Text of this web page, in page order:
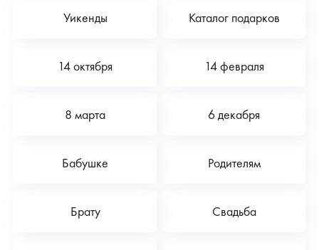
Уикенды Каталог подарков
14 октября 14 февраля
8 марта 6 декабря
Бабушке Родителям
Брату Свадьба